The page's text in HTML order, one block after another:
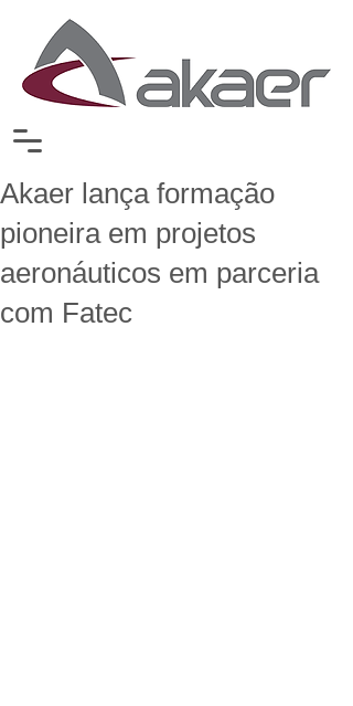
Akaer lança formação
pioneira em projetos
aeronáuticos em parceria
com Fatec